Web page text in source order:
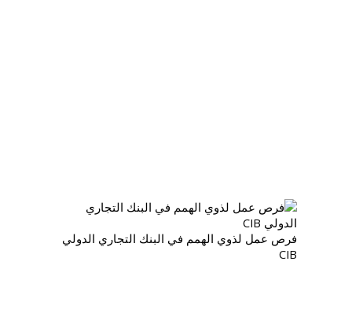
فرص عمل لذوي الهمم في البنك التجاري الدولي
CIB